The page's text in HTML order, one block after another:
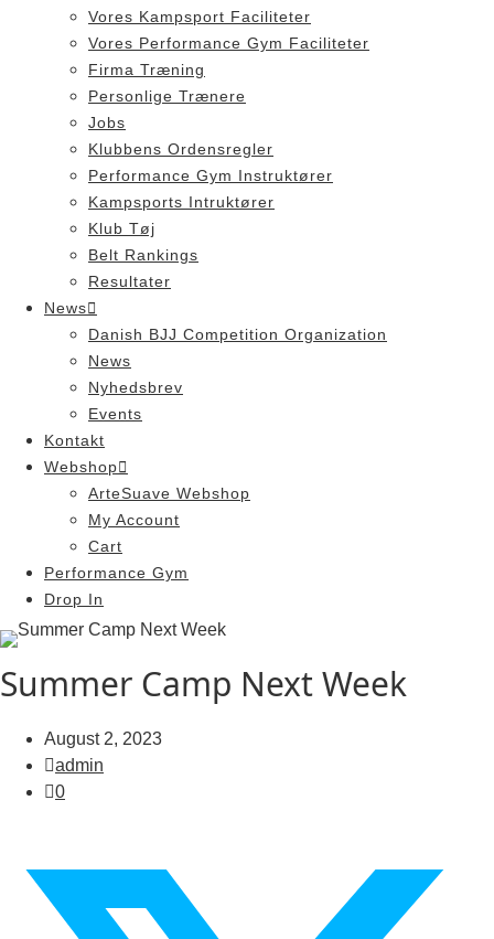
Vores Kampsport Faciliteter
Vores Performance Gym Faciliteter
Firma Træning
Personlige Trænere
Jobs
Klubbens Ordensregler
Performance Gym Instruktører
Kampsports Intruktører
Klub Tøj
Belt Rankings
Resultater
News
Danish BJJ Competition Organization
News
Nyhedsbrev
Events
Kontakt
Webshop
ArteSuave Webshop
My Account
Cart
Performance Gym
Drop In
Summer Camp Next Week
August 2, 2023
admin
0